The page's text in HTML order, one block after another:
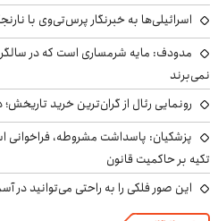
اسرائیلی‌ها به خبرنگار پرس‌تی‌وی با
مدودف: مایه شرمساری است که در سالگرد
نمی‌برند
رونمایی رئال از گران‌ترین خرید
پزشکیان: پاسداشت مشروطه، فراخوانی
تکیه بر حاکمیت قانون
این صور فلکی را به راحتی می‌توانید